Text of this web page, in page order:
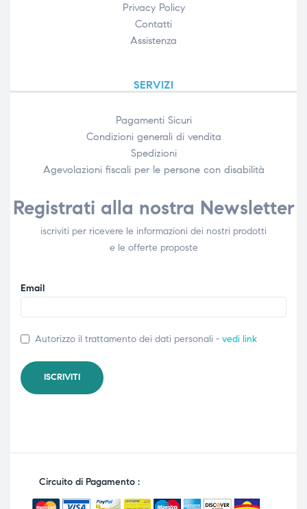
Privacy Policy
Contatti
Assistenza
SERVIZI
Pagamenti Sicuri
Condizioni generali di vendita
Spedizioni
Agevolazioni fiscali per le persone con disabilità​
Registrati alla nostra Newsletter
iscriviti per ricevere le informazioni dei nostri prodotti
e le offerte proposte
Email
Autorizzo il trattamento dei dati personali - vedi link
Circuito di Pagamento :